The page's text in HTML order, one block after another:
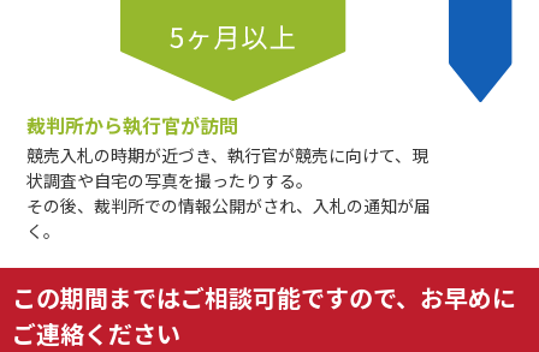
裁判所から執行官が訪問
競売入札の時期が近づき、執行官が競売に向けて、現
状調査や自宅の写真を撮ったりする。
その後、裁判所での情報公開がされ、入札の通知が届
く。
この期間まではご相談可能ですので、お早めに
ご連絡ください